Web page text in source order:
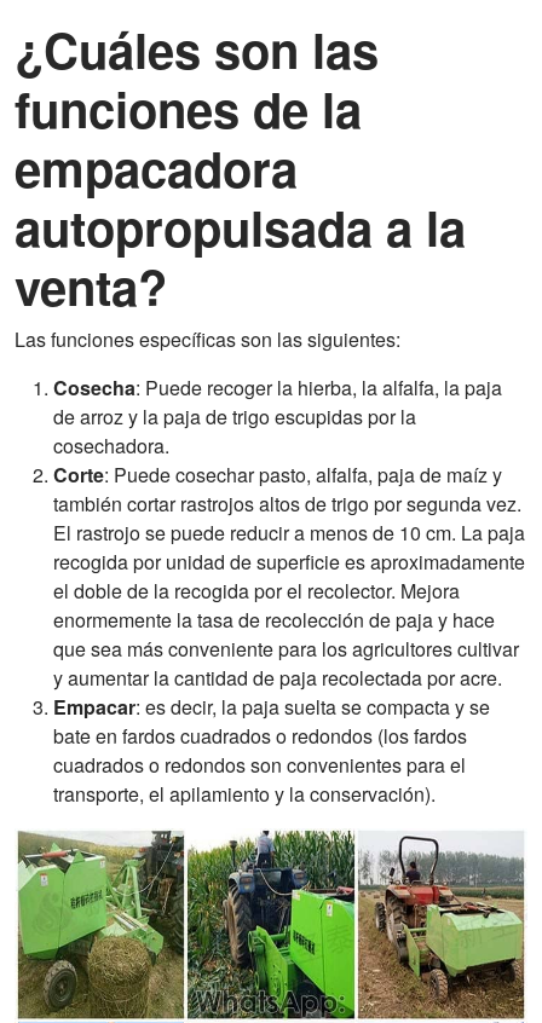
¿Cuáles son las
funciones de la
empacadora
autopropulsada a la
venta?
Las funciones específicas son las siguientes:
Cosecha: Puede recoger la hierba, la alfalfa, la paja
de arroz y la paja de trigo escupidas por la
cosechadora.
Corte: Puede cosechar pasto, alfalfa, paja de maíz y
también cortar rastrojos altos de trigo por segunda vez.
El rastrojo se puede reducir a menos de 10 cm. La paja
recogida por unidad de superficie es aproximadamente
el doble de la recogida por el recolector. Mejora
enormemente la tasa de recolección de paja y hace
que sea más conveniente para los agricultores cultivar
y aumentar la cantidad de paja recolectada por acre.
Empacar: es decir, la paja suelta se compacta y se
bate en fardos cuadrados o redondos (los fardos
cuadrados o redondos son convenientes para el
transporte, el apilamiento y la conservación).